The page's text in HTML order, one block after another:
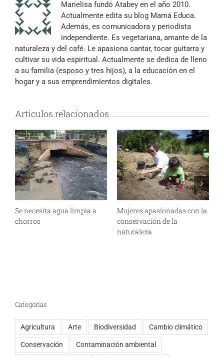
Marielisa fundó Atabey en el año 2010.
Actualmente edita su blog Mamá Educa.
Además, es comunicadora y periodista
independiente. Es vegetariana, amante de la
naturaleza y del café. Le apasiona cantar, tocar guitarra y
cultivar su vida espiritual. Actualmente se dedica de lleno
a su familia (esposo y tres hijos), a la educación en el
hogar y a sus emprendimientos digitales.
Artículos relacionados
Se necesita agua limpia a
chorros
Mujeres apasionadas con la
conservación de la
naturaleza
Categorías
Agricultura Arte Biodiversidad Cambio climático
Conservación Contaminación ambiental